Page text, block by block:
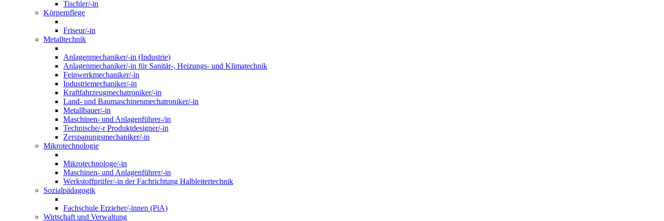
Tischler/-in
Körperpflege
Friseur/-in
Metalltechnik
Anlagenmechaniker/-in (Industrie)
Anlagenmechaniker/-in für Sanitär-, Heizungs- und Klimatechnik
Feinwerkmechaniker/-in
Industriemechaniker/-in
Kraftfahrzeugmechatroniker/-in
Land- und Baumaschinenmechatroniker/-in
Metallbauer/-in
Maschinen- und Anlagenführer-/in
Technische/-r Produktdesigner/-in
Zerspanungsmechaniker/-in
Mikrotechnologie
Mikrotechnologe/-in
Maschinen- und Anlagenführer/-in
Werkstoffprüfer/-in der Fachrichtung Halbleitertechnik
Sozialpädagogik
Fachschule Erzieher/-innen (PiA)
Wirtschaft und Verwaltung